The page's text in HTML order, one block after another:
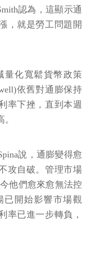
認為，這顯示通
，就是勞工問題開
量化寬鬆貨幣政策
依舊對通膨保持
率下挫，直到本週
說，通膨變得愈
攻自破。管理市場
他們愈來愈無法控
已開始影響市場觀
率已進一步轉負，